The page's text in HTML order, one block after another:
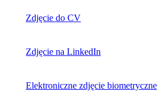
Zdjęcie do CV
Zdjęcie na LinkedIn
Elektroniczne zdjęcie biometryczne